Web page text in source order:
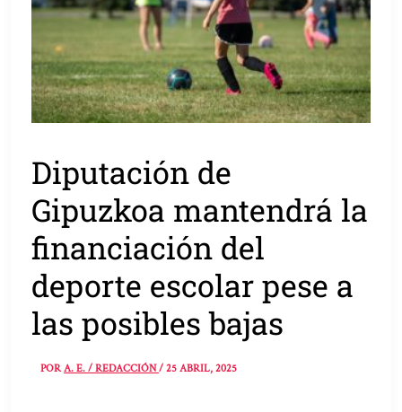
Diputación de
Gipuzkoa mantendrá la
financiación del
deporte escolar pese a
las posibles bajas
PORA. E. / REDACCIÓN/25 ABRIL, 2025